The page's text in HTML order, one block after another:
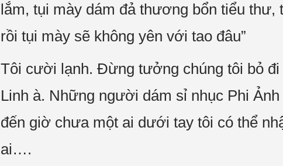
lắm, tụi mày dám đả thương bổn tiểu thư,
rồi tụi mày sẽ không yên với tao đâu”
Tôi cười lạnh. Đừng tưởng chúng tôi bỏ
Linh à. Những người dám sỉ nhục Phi
đến giờ chưa một ai dưới tay tôi có thể
ai….